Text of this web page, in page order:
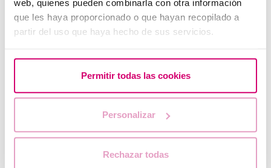
web, quienes pueden combinarla con otra información
que les haya proporcionado o que hayan recopilado a
partir del uso que haya hecho de sus servicios.
Permitir todas las cookies
Personalizar
Rechazar todas
Maria
16.10.2025
Ich habe einen quantitativen
Schwangerschaftstest gemacht und das Ergebnis
lag bei 0,21. Was bedeutet das?